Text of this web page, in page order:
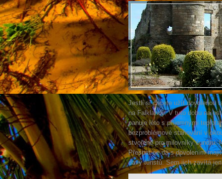
Jestli si chcete užít dovolenou
na Falklandy. V tuto dobu na
panuje léto s příjemnými
bezproblémové stanování v
stvořené pro milovníky čundru.
Přespat se dá s dovolením
davy turistů. Sem jich zavítá